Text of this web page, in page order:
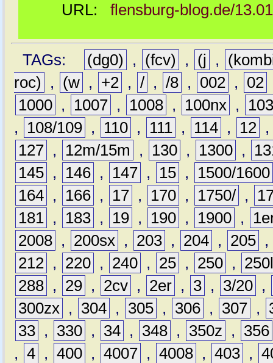
URL: flensburg-blog.de/
TAGs: (dg0) , (fcv) , (j ,
roc)
, (w , +2 , / , /8 , 002 , 02
1000 , 1007 , 1008 , 100nx ,
,
108/109 , 110 , 111 , 114 , 12
127 , 12m/15m , 130 , 1300 ,
145 , 146 , 147 , 15 ,
1500/1600
164 , 166 , 17 , 170 , 1750/ ,
181 , 183 , 19 , 190 , 1900 ,
2008 , 200sx , 203 , 204 , 205 ,
212 , 220 , 240 , 25 , 250 ,
288 , 29 , 2cv , 2er , 3 , 3/20 ,
300zx , 304 , 305 , 306 , 307 ,
33 , 330 , 34 , 348 , 350z ,
356
, 4 , 400 , 4007 , 4008 , 403 ,